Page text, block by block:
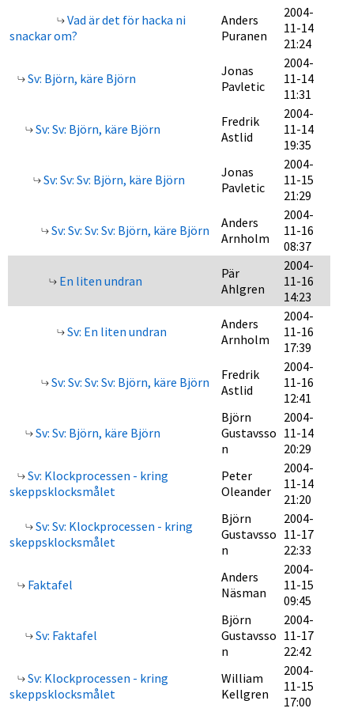
Vad är det för hacka ni
snackar om?
Anders
Puranen
2004-
11-14
21:24
Sv: Björn, käre Björn
Jonas
Pavletic
2004-
11-14
11:31
Sv: Sv: Björn, käre Björn
Fredrik
Astlid
2004-
11-14
19:35
Sv: Sv: Sv: Björn, käre Björn
Jonas
Pavletic
2004-
11-15
21:29
Sv: Sv: Sv: Sv: Björn, käre Björn
Anders
Arnholm
2004-
11-16
08:37
En liten undran
Pär
Ahlgren
2004-
11-16
14:23
Sv: En liten undran
Anders
Arnholm
2004-
11-16
17:39
Sv: Sv: Sv: Sv: Björn, käre Björn
Fredrik
Astlid
2004-
11-16
12:41
Sv: Sv: Björn, käre Björn
Björn
Gustavsso
n
2004-
11-14
20:29
Sv: Klockprocessen - kring
skeppsklocksmålet
Peter
Oleander
2004-
11-14
21:20
Sv: Sv: Klockprocessen - kring
skeppsklocksmålet
Björn
Gustavsso
n
2004-
11-17
22:33
Faktafel
Anders
Näsman
2004-
11-15
09:45
Sv: Faktafel
Björn
Gustavsso
n
2004-
11-17
22:42
Sv: Klockprocessen - kring
skeppsklocksmålet
William
Kellgren
2004-
11-15
17:00